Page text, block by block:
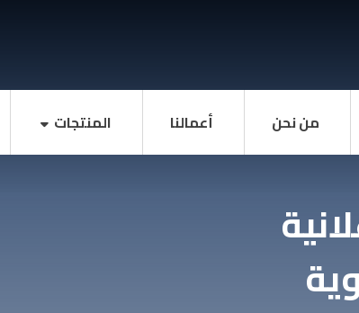
من نحن أعمالنا المنتجات